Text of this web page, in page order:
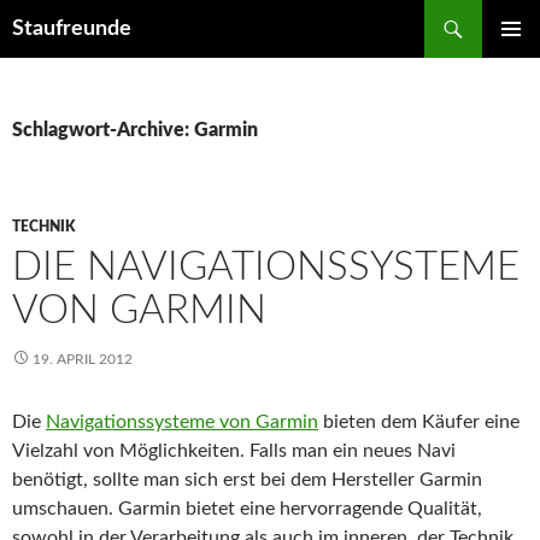
Staufreunde
Schlagwort-Archive: Garmin
TECHNIK
DIE NAVIGATIONSSYSTEME
VON GARMIN
19. APRIL 2012
Die Navigationssysteme von Garmin bieten dem Käufer eine
Vielzahl von Möglichkeiten. Falls man ein neues Navi
benötigt, sollte man sich erst bei dem Hersteller Garmin
umschauen. Garmin bietet eine hervorragende Qualität,